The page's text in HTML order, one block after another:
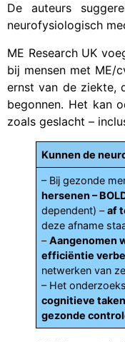
De auteurs
neurofysiologisch
ME Research UK
bij mensen met ME/
ernst van de ziekte,
begonnen. Het kan
zoals geslacht –
Kunnen de
– Bij gezonde
hersenen –
dependent) –af
deze afname
–Aangenomen
efficiëntie
netwerken van
– Het
cognitieve
gezonde